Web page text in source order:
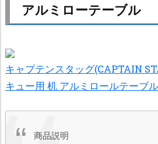
アルミローテーブル
キャプテンスタッグ(CAPTAIN
キュー用 机 アルミロールテーブ
商品説明